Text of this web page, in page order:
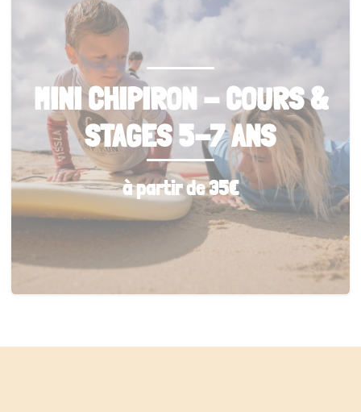
MINI CHIPIRON - COURS &
STAGES 5-7 ANS
à partir de 35€